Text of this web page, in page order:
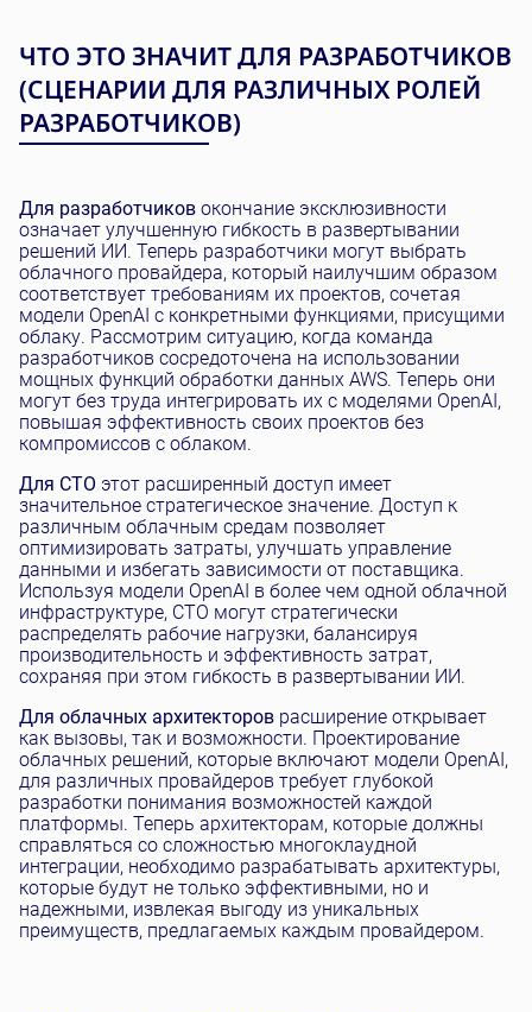
ЧТО ЭТО ЗНАЧИТ ДЛЯ РАЗРАБОТЧИКОВ
(СЦЕНАРИИ ДЛЯ РАЗЛИЧНЫХ РОЛЕЙ
РАЗРАБОТЧИКОВ)
Для разработчиков окончание эксклюзивности
означает улучшенную гибкость в развертывании
решений ИИ. Теперь разработчики могут выбрать
облачного провайдера, который наилучшим образом
соответствует требованиям их проектов, сочетая
модели OpenAI с конкретными функциями, присущими
облаку. Рассмотрим ситуацию, когда команда
разработчиков сосредоточена на использовании
мощных функций обработки данных AWS. Теперь они
могут без труда интегрировать их с моделями OpenAI,
повышая эффективность своих проектов без
компромиссов с облаком.
Для CTO этот расширенный доступ имеет
значительное стратегическое значение. Доступ к
различным облачным средам позволяет
оптимизировать затраты, улучшать управление
данными и избегать зависимости от поставщика.
Используя модели OpenAI в более чем одной облачной
инфраструктуре, CTO могут стратегически
распределять рабочие нагрузки, балансируя
производительность и эффективность затрат,
сохраняя при этом гибкость в развертывании ИИ.
Для облачных архитекторов расширение открывает
как вызовы, так и возможности. Проектирование
облачных решений, которые включают модели OpenAI,
для различных провайдеров требует глубокой
разработки понимания возможностей каждой
платформы. Теперь архитекторам, которые должны
справляться со сложностью многоклаудной
интеграции, необходимо разрабатывать архитектуры,
которые будут не только эффективными, но и
надежными, извлекая выгоду из уникальных
преимуществ, предлагаемых каждым провайдером.